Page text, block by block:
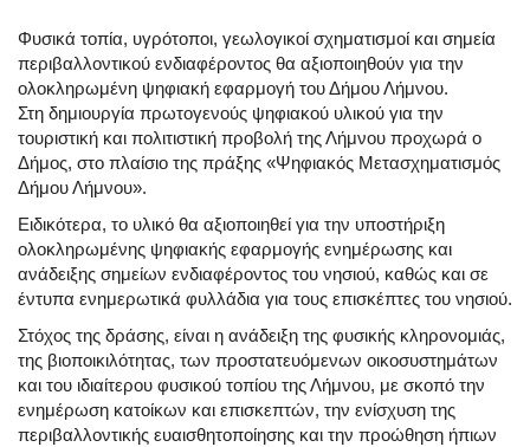
Φυσικά τοπία, υγρότοποι, γεωλογικοί σχηματισμοί και σημεία
περιβαλλοντικού ενδιαφέροντος θα αξιοποιηθούν για την
ολοκληρωμένη ψηφιακή εφαρμογή του Δήμου Λήμνου.
Στη δημιουργία πρωτογενούς ψηφιακού υλικού για την
τουριστική και πολιτιστική προβολή της Λήμνου προχωρά ο
Δήμος, στο πλαίσιο της πράξης «Ψηφιακός Μετασχηματισμός
Δήμου Λήμνου».
Ειδικότερα, το υλικό θα αξιοποιηθεί για την υποστήριξη
ολοκληρωμένης ψηφιακής εφαρμογής ενημέρωσης και
ανάδειξης σημείων ενδιαφέροντος του νησιού, καθώς και σε
έντυπα ενημερωτικά φυλλάδια για τους επισκέπτες του νησιού.
Στόχος της δράσης, είναι η ανάδειξη της φυσικής κληρονομιάς,
της βιοποικιλότητας, των προστατευόμενων οικοσυστημάτων
και του ιδιαίτερου φυσικού τοπίου της Λήμνου, με σκοπό την
ενημέρωση κατοίκων και επισκεπτών, την ενίσχυση της
περιβαλλοντικής ευαισθητοποίησης και την προώθηση ήπιων